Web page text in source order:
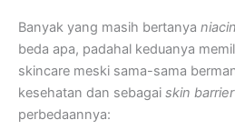
Banyak yang masih bertanya
beda apa, padahal keduanya
skincare meski sama-sama
kesehatan dan sebagai skin
perbedaannya: